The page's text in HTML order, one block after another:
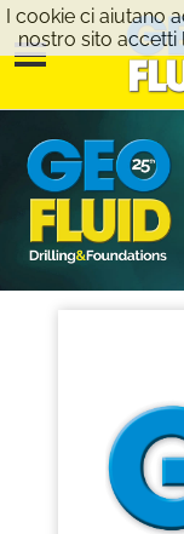
I cookie ci aiutano
nostro sito accetti